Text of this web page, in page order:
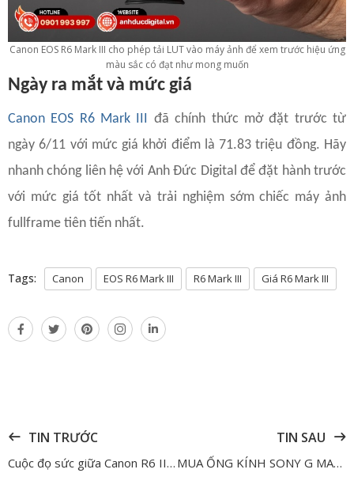
Canon EOS R6 Mark III cho phép tải LUT vào máy ảnh để xem trước hiệu ứng
màu sắc có đạt như mong muốn
Ngày ra mắt và mức giá
Canon EOS R6 Mark III đã chính thức mở đặt trước từ
ngày 6/11 với mức giá khởi điểm là 71.83 triệu đồng. Hãy
nhanh chóng liên hệ với Anh Đức Digital để đặt hành trước
với mức giá tốt nhất và trải nghiệm sớm chiếc máy ảnh
fullframe tiên tiến nhất.
Tags: Canon EOS R6 Mark III R6 Mark III Giá R6 Mark III
TIN TRƯỚC
Cuộc đọ sức giữa Canon R6 III và Nikon Z6 III - Máy ảnh nào nên đầu tư?
TIN SAU
MUA ỐNG KÍNH SONY G MASTER - NHẬN NGAY BALO PGYTECH TRỊ GIÁ 2.600.000